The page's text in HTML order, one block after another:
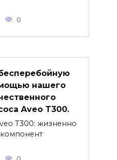
0
нашего
Aveo T300.
T300: жизненно